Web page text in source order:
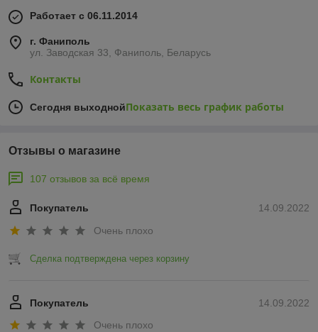
Работает с 06.11.2014
г. Фаниполь
ул. Заводская 33, Фаниполь, Беларусь
Контакты
Сегодня выходнойПоказать весь график работы
Отзывы о магазине
107 отзывов за всё время
14.09.2022
Покупатель
Очень плохо
Сделка подтверждена через корзину
14.09.2022
Покупатель
Очень плохо